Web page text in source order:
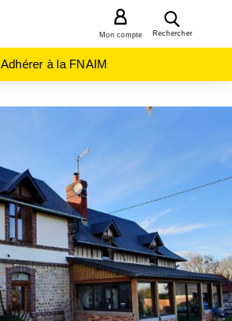
Rechercher
Mon compte
Adhérer à la FNAIM